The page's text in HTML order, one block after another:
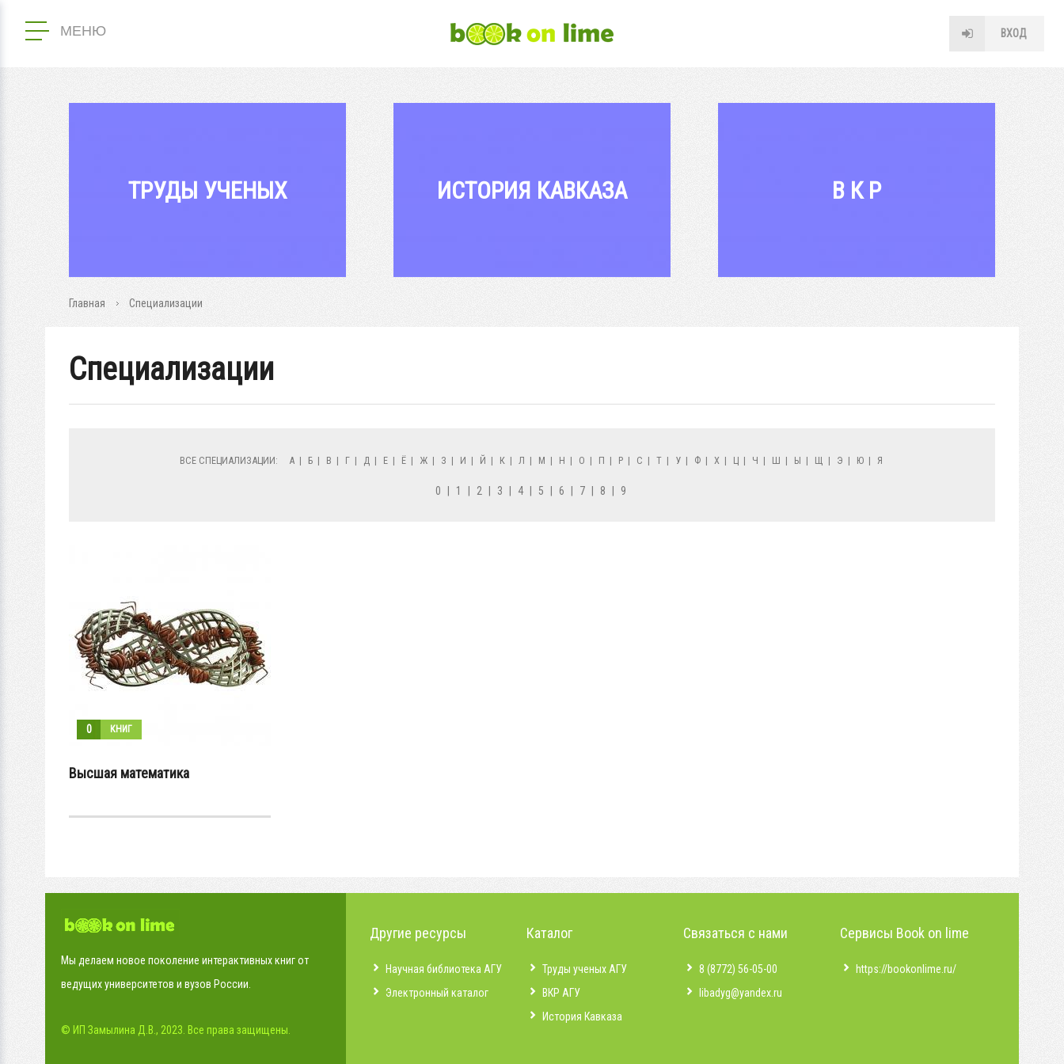
МЕНЮ ВХОД
ТРУДЫ УЧЕНЫХ ИСТОРИЯ КАВКАЗА В К Р
Главная Специализации
Специализации
ВСЕ СПЕЦИАЛИЗАЦИИ: А | Б | В | Г | Д | Е | Ё | Ж | З | И | Й | К | Л | М | Н | О | П | Р | С | Т | У | Ф | Х | Ц | Ч | Ш | Ы | Щ | Э | Ю | Я
0 1 2 3 4 5 6 7 8 9
0 КНИГ
Высшая математика
Мы делаем новое поколение интерактивных книг от
ведущих университетов и вузов России.
© ИП Замылина Д.В., 2023. Все права защищены.
Другие ресурсы
Научная библиотека АГУ
Электронный каталог
Каталог
Труды ученых АГУ
ВКР АГУ
История Кавказа
Связаться с нами
8 (8772) 56-05-00
libadyg@yandex.ru
Сервисы Book on lime
https://bookonlime.ru/